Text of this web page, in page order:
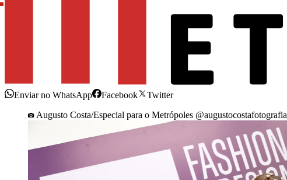
Enviar no WhatsApp Facebook
Twitter
Augusto Costa/Especial para o Metrópoles @augustocostafotografia